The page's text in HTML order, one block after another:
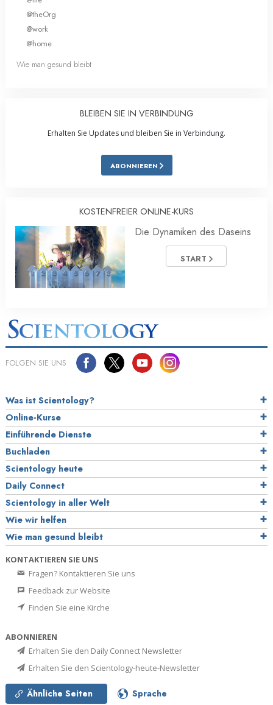
@theOrg
@work
@home
Wie man gesund bleibt
BLEIBEN SIE IN VERBINDUNG
Erhalten Sie Updates und bleiben Sie in Verbindung.
ABONNIEREN
KOSTENFREIER ONLINE-KURS
Die Dynamiken des Daseins
START
FOLGEN SIE UNS
Was ist Scientology?
Online-Kurse
Einführende Dienste
Buchladen
Scientology heute
Daily Connect
Scientology in aller Welt
Wie wir helfen
Wie man gesund bleibt
KONTAKTIEREN SIE UNS
Fragen? Kontaktieren Sie uns
Feedback zur Website
Finden Sie eine Kirche
ABONNIEREN
Erhalten Sie den Daily Connect Newsletter
Erhalten Sie den Scientology-heute-Newsletter
Ähnliche Seiten Sprache